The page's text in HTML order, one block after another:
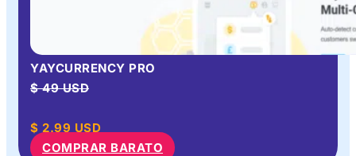
YAYCURRENCY PRO
$ 49 USD
$ 2.99 USD
COMPRAR BARATO